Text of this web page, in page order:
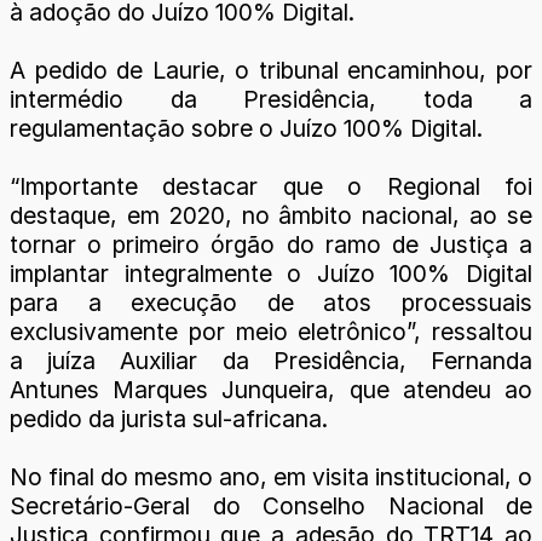
à adoção do Juízo 100% Digital.
A pedido de Laurie, o tribunal encaminhou, por
intermédio da Presidência, toda a
regulamentação sobre o Juízo 100% Digital.
“Importante destacar que o Regional foi
destaque, em 2020, no âmbito nacional, ao se
tornar o primeiro órgão do ramo de Justiça a
implantar integralmente o Juízo 100% Digital
para a execução de atos processuais
exclusivamente por meio eletrônico”, ressaltou
a juíza Auxiliar da Presidência, Fernanda
Antunes Marques Junqueira, que atendeu ao
pedido da jurista sul-africana.
No final do mesmo ano, em visita institucional, o
Secretário-Geral do Conselho Nacional de